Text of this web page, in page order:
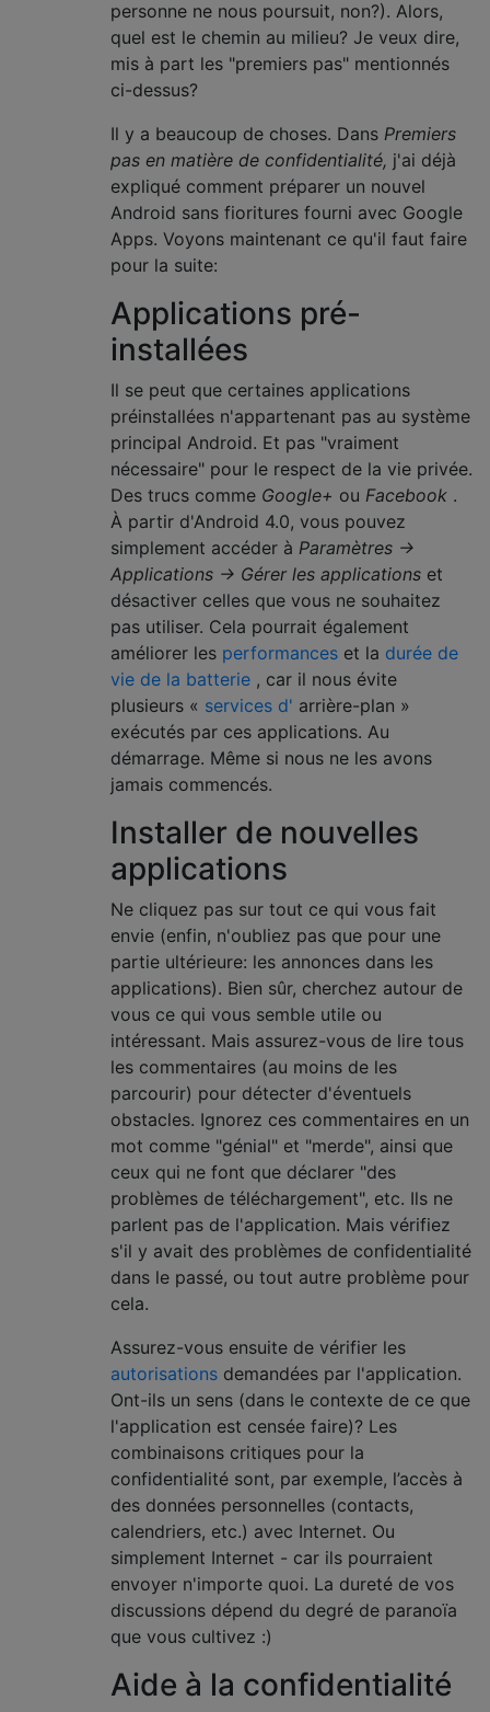
personne ne nous poursuit, non?). Alors,
quel est le chemin au milieu? Je veux dire,
mis à part les "premiers pas" mentionnés
ci-dessus?
Il y a beaucoup de choses. Dans Premiers
pas en matière de confidentialité, j'ai déjà
expliqué comment préparer un nouvel
Android sans fioritures fourni avec Google
Apps. Voyons maintenant ce qu'il faut faire
pour la suite:
Applications pré-
installées
Il se peut que certaines applications
préinstallées n'appartenant pas au système
principal Android. Et pas "vraiment
nécessaire" pour le respect de la vie privée.
Des trucs comme Google+ ou Facebook .
À partir d'Android 4.0, vous pouvez
simplement accéder à Paramètres →
Applications → Gérer les applications et
désactiver celles que vous ne souhaitez
pas utiliser. Cela pourrait également
améliorer les performances et la durée de
vie de la batterie , car il nous évite
plusieurs « services d' arrière-plan »
exécutés par ces applications. Au
démarrage. Même si nous ne les avons
jamais commencés.
Installer de nouvelles
applications
Ne cliquez pas sur tout ce qui vous fait
envie (enfin, n'oubliez pas que pour une
partie ultérieure: les annonces dans les
applications). Bien sûr, cherchez autour de
vous ce qui vous semble utile ou
intéressant. Mais assurez-vous de lire tous
les commentaires (au moins de les
parcourir) pour détecter d'éventuels
obstacles. Ignorez ces commentaires en un
mot comme "génial" et "merde", ainsi que
ceux qui ne font que déclarer "des
problèmes de téléchargement", etc. Ils ne
parlent pas de l'application. Mais vérifiez
s'il y avait des problèmes de confidentialité
dans le passé, ou tout autre problème pour
cela.
Assurez-vous ensuite de vérifier les
autorisations demandées par l'application.
Ont-ils un sens (dans le contexte de ce que
l'application est censée faire)? Les
combinaisons critiques pour la
confidentialité sont, par exemple, l’accès à
des données personnelles (contacts,
calendriers, etc.) avec Internet. Ou
simplement Internet - car ils pourraient
envoyer n'importe quoi. La dureté de vos
discussions dépend du degré de paranoïa
que vous cultivez :)
Aide à la confidentialité